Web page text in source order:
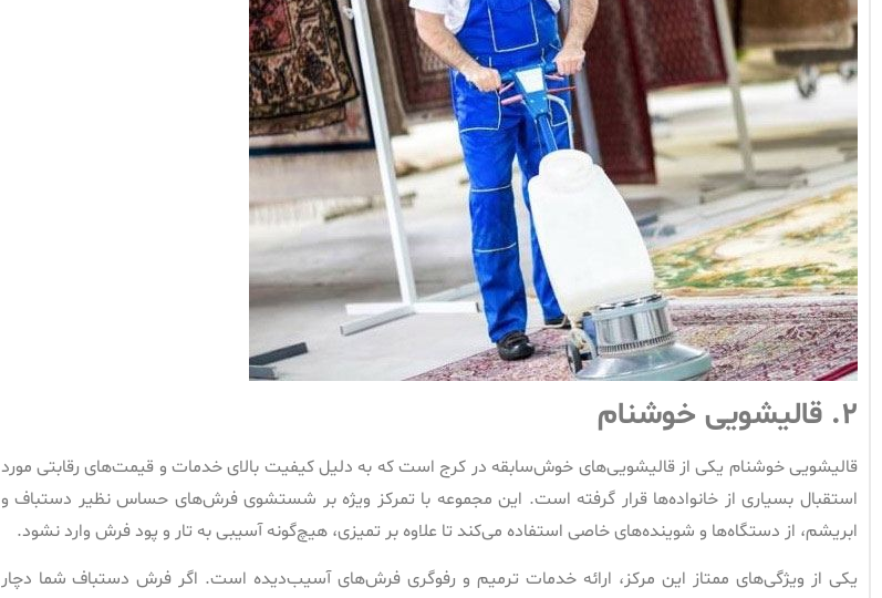
۲. قالیشویی خوشنام
قالیشویی خوشنام یکی از قالیشویی‌های خوش‌سابقه در کرج است که به دلیل کیفیت بالای خدمات و قیمت‌های رقابتی مورد
استقبال بسیاری از خانواده‌ها قرار گرفته است. این مجموعه با تمرکز ویژه بر شستشوی فرش‌های حساس نظیر دستباف و
ابریشم، از دستگاه‌ها و شوینده‌های خاصی استفاده می‌کند تا علاوه بر تمیزی، هیچ‌گونه آسیبی به تار و پود فرش وارد نشود.
یکی از ویژگی‌های ممتاز این مرکز، ارائه خدمات ترمیم و رفوگری فرش‌های آسیب‌دیده است. اگر فرش دستباف شما دچار